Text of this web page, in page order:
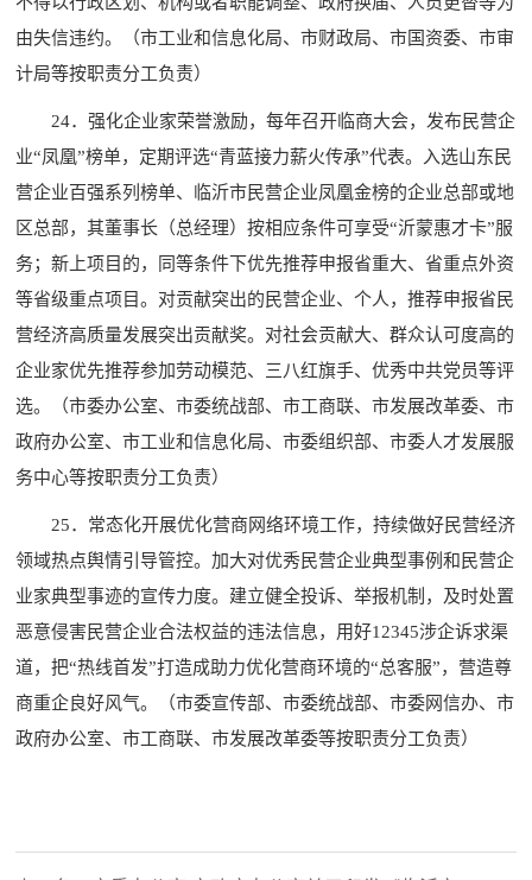
由失信违约。（市工业和信息化局、市财政局、市国资委、市审
计局等按职责分工负责）
24．强化企业家荣誉激励，每年召开临商大会，发布民营企
业“凤凰”榜单，定期评选“青蓝接力薪火传承”代表。入选山东民
营企业百强系列榜单、临沂市民营企业凤凰金榜的企业总部或地
区总部，其董事长（总经理）按相应条件可享受“沂蒙惠才卡”服
务；新上项目的，同等条件下优先推荐申报省重大、省重点外资
等省级重点项目。对贡献突出的民营企业、个人，推荐申报省民
营经济高质量发展突出贡献奖。对社会贡献大、群众认可度高的
企业家优先推荐参加劳动模范、三八红旗手、优秀中共党员等评
选。（市委办公室、市委统战部、市工商联、市发展改革委、市
政府办公室、市工业和信息化局、市委组织部、市委人才发展服
务中心等按职责分工负责）
25．常态化开展优化营商网络环境工作，持续做好民营经济
领域热点舆情引导管控。加大对优秀民营企业典型事例和民营企
业家典型事迹的宣传力度。建立健全投诉、举报机制，及时处置
恶意侵害民营企业合法权益的违法信息，用好12345涉企诉求渠
道，把“热线首发”打造成助力优化营商环境的“总客服”，营造尊
商重企良好风气。（市委宣传部、市委统战部、市委网信办、市
政府办公室、市工商联、市发展改革委等按职责分工负责）